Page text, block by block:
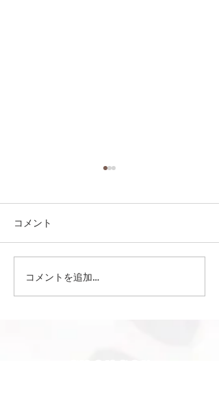
第41回日本クラブユース
サッカー選手権（U-15）
コメント
コメントを追加…